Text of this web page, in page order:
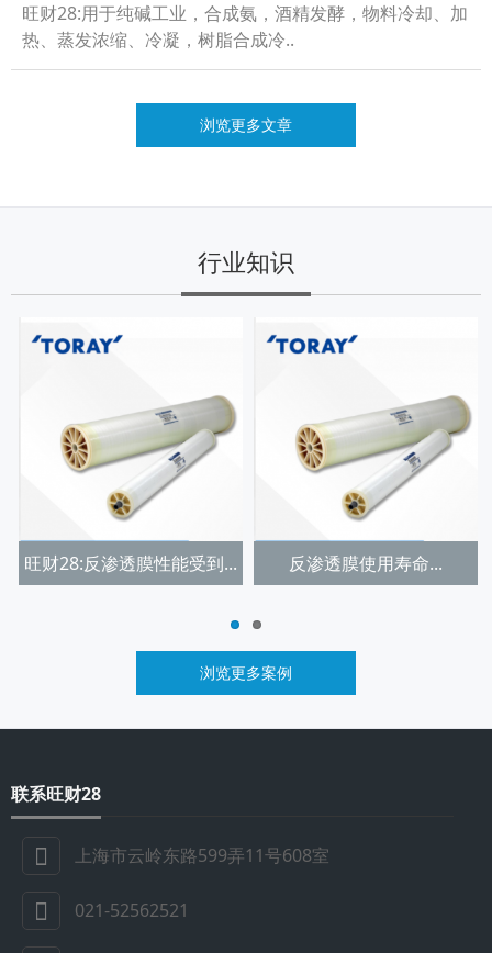
旺财28:用于纯碱工业，合成氨，酒精发酵，物料冷却、加
热、蒸发浓缩、冷凝，树脂合成冷..
浏览更多文章
行业知识
旺财28:反渗透膜性能受到... 反渗透膜使用寿命...
浏览更多案例
联系旺财28
上海市云岭东路599弄11号608室
021-52562521